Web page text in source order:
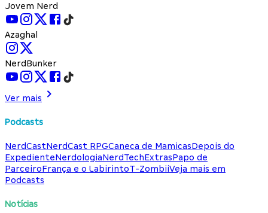
Jovem Nerd
Azaghal
NerdBunker
Ver mais
Podcasts
NerdCastNerdCast RPGCaneca de MamicasDepois do
ExpedienteNerdologiaNerdTechExtrasPapo de
ParceiroFrança e o LabirintoT-ZombiiVeja mais em
Podcasts
Notícias